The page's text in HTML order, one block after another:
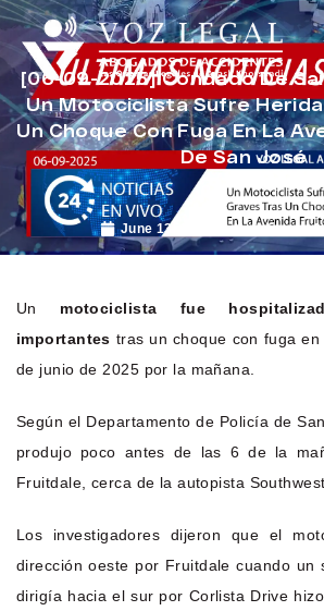
[06-09-2025] Condado De
Un Motociclista Sufre
Un Choque Con Fuga En La
De San José
June 13, 2025 Noticias de
Un motociclista fue
importantes tras un choque con fuga
de junio de 2025 por la mañana.
Según el Departamento de Policía de
produjo poco antes de las 6 de la
Fruitdale, cerca de la autopista
Los investigadores dijeron que el
dirección oeste por Fruitdale cuando un
dirigía hacia el sur por Corlista Drive